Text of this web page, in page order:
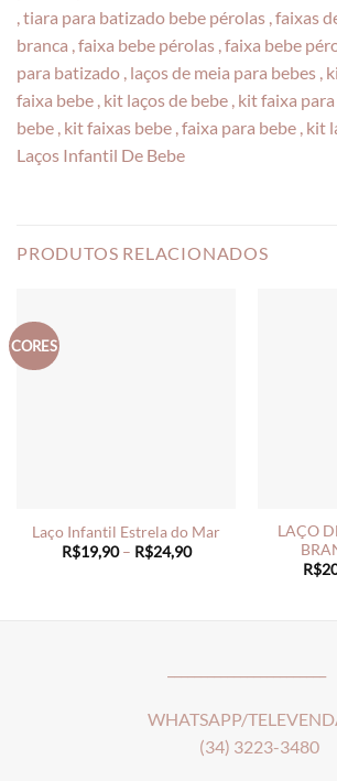
, tiara para batizado bebe pérolas , faixas
branca , faixa bebe pérolas , faixa bebe
para batizado , laços de meia para bebes ,
faixa bebe , kit laços de bebe , kit faixa
bebe , kit faixas bebe , faixa para bebe , kit
Laços Infantil De Bebe
PRODUTOS RELACIONADOS
CORES
Laço Infantil Estrela do Mar
R$19,90 – R$24,90Price
LAÇO
R$
WHATSAPP/
(34) 3223-3480